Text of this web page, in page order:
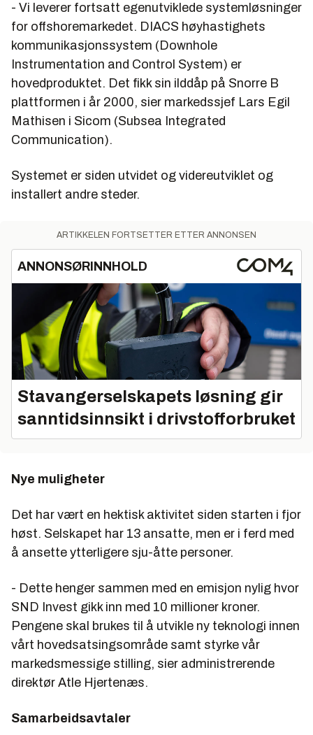
- Vi leverer fortsatt egenutviklede systemløsninger
for offshoremarkedet. DIACS høyhastighets
kommunikasjonssystem (Downhole
Instrumentation and Control System) er
hovedproduktet. Det fikk sin ilddåp på Snorre B
plattformen i år 2000, sier markedssjef Lars Egil
Mathisen i Sicom (Subsea Integrated
Communication).
Systemet er siden utvidet og videreutviklet og
installert andre steder.
ARTIKKELEN FORTSETTER ETTER ANNONSEN
ANNONSØRINNHOLD
Stavangerselskapets løsning gir
sanntidsinnsikt i drivstofforbruket
Nye muligheter
Det har vært en hektisk aktivitet siden starten i fjor
høst. Selskapet har 13 ansatte, men er i ferd med
å ansette ytterligere sju-åtte personer.
- Dette henger sammen med en emisjon nylig hvor
SND Invest gikk inn med 10 millioner kroner.
Pengene skal brukes til å utvikle ny teknologi innen
vårt hovedsatsingsområde samt styrke vår
markedsmessige stilling, sier administrerende
direktør Atle Hjertenæs.
Samarbeidsavtaler